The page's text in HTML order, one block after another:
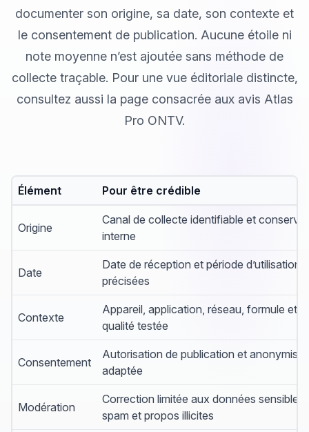
documenter son origine, sa date, son contexte et
le consentement de publication. Aucune étoile ni
note moyenne n’est ajoutée sans méthode de
collecte traçable. Pour une vue éditoriale distincte,
consultez aussi la page consacrée aux avis Atlas
Pro ONTV.
Élément Pour être crédible
Origine
Canal de collecte identifiable et conservé
interne
Date
Date de réception et période d’utilisation
précisées
Contexte
Appareil, application, réseau, formule et
qualité testée
Consentement
Autorisation de publication et
adaptée
Modération
Correction limitée aux données sensibles,
spam et propos illicites